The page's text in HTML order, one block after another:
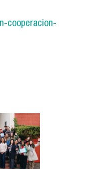
cooperacion-